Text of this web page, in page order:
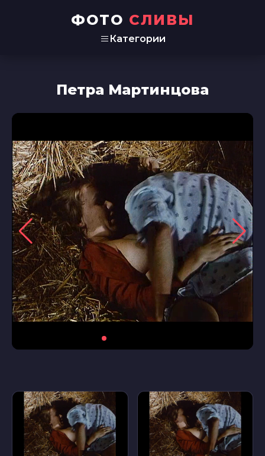
ФОТО СЛИВЫ
Категории
Петра Мартинцова